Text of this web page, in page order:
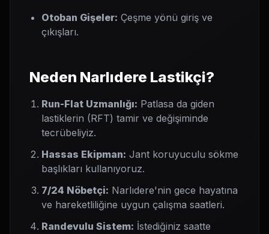
Otoban Gişeler: Çeşme yönü giriş ve
çıkışları.
Neden Narlıdere Lastikçi?
Run-Flat Uzmanlığı: Patlasa da giden
lastiklerin (RFT) tamir ve değişiminde
tecrübeliyiz.
Hassas Ekipman: Jant koruyuculu sökme
başlıkları kullanıyoruz.
7/24 Nöbetçi: Narlıdere'nin gece hayatına
ve hareketliliğine uygun çalışma saatleri.
Randevulu Sistem: İstediğiniz saatte